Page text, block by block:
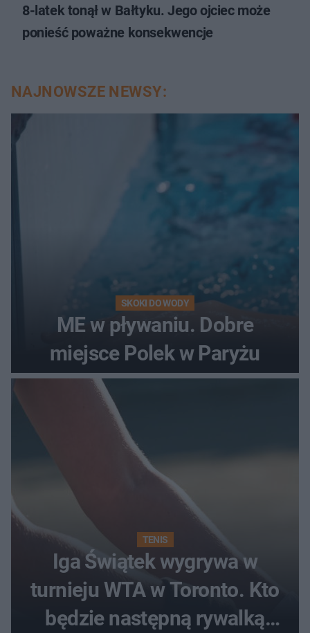
8-latek tonął w Bałtyku. Jego ojciec może
ponieść poważne konsekwencje
NAJNOWSZE NEWSY:
SKOKI DO WODY
ME w pływaniu. Dobre
miejsce Polek w Paryżu
TENIS
Iga Świątek wygrywa w
turnieju WTA w Toronto. Kto
będzie następną rywalką